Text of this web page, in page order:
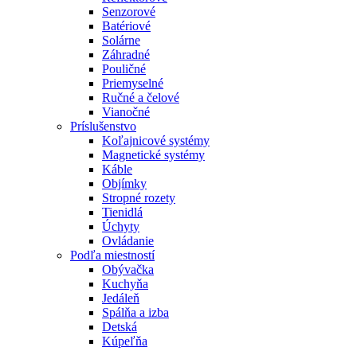
Senzorové
Batériové
Solárne
Záhradné
Pouličné
Priemyselné
Ručné a čelové
Vianočné
Príslušenstvo
Koľajnicové systémy
Magnetické systémy
Káble
Objímky
Stropné rozety
Tienidlá
Úchyty
Ovládanie
Podľa miestností
Obývačka
Kuchyňa
Jedáleň
Spálňa a izba
Detská
Kúpeľňa